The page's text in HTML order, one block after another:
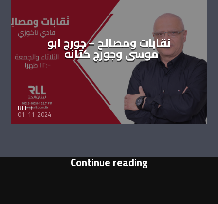
نقابات ومصالح – جورج ابو
موسى وجورج كتانه
RLL 3
01-11-2024
Continue reading